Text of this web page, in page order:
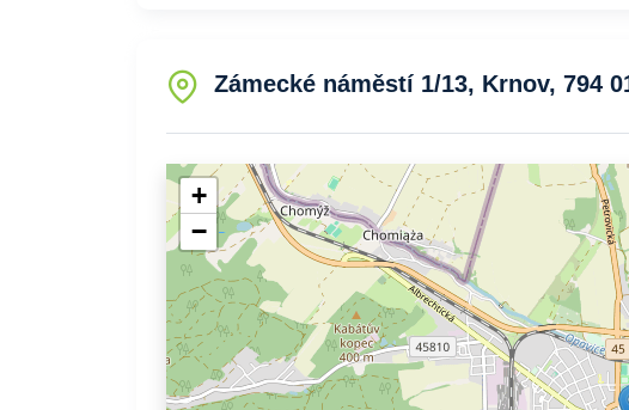
Zámecké náměstí 1/13, Krnov, 794
+
−